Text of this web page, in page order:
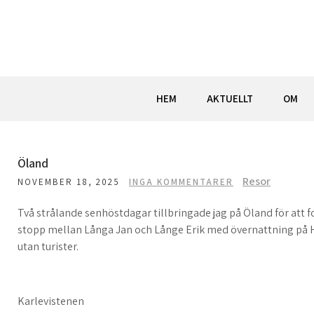
HEM AKTUELLT OM
Öland
NOVEMBER 18, 2025 INGA KOMMENTARER Resor
Två strålande senhöstdagar tillbringade jag på Öland för att
stopp mellan Långa Jan och Långe Erik med övernattning
utan turister.
Karlevistenen